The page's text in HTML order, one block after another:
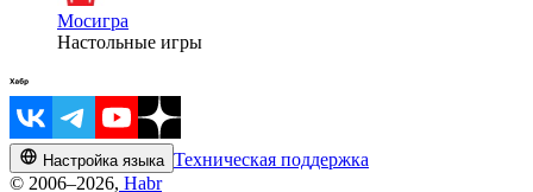
Мосигра
Настольные игры
Настройка языка Техническая поддержка
© 2006–2026, Habr